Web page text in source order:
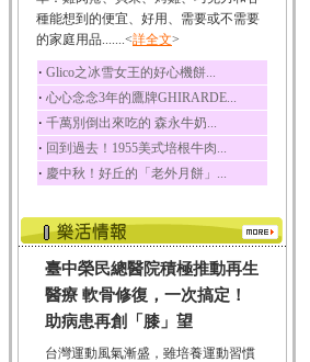
種能想到的便宜、好用、需要或不需要
的家庭用品.......<詳全文>
‧ Glico之冰雪女王的好心機餅...
‧ 心心念念3年的鷹牌GHIRARDE...
‧ 千萬別倒出來吃的 森永牛奶...
‧ 回到過去！1955美式培根牛肉...
‧ 慶中秋！好丘的「老外月餅」...
臺中榮民總醫院積極推動再生
醫療 軟骨修復，一次搞定！
助病患再創「膝」望
台灣運動風氣漸盛，雖培養運動習慣